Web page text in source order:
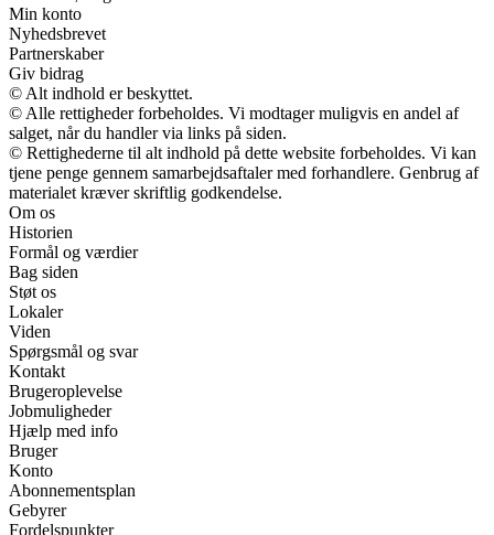
Min konto
Nyhedsbrevet
Partnerskaber
Giv bidrag
© Alt indhold er beskyttet.
© Alle rettigheder forbeholdes. Vi modtager muligvis en andel af
salget, når du handler via links på siden.
© Rettighederne til alt indhold på dette website forbeholdes. Vi kan
tjene penge gennem samarbejdsaftaler med forhandlere. Genbrug af
materialet kræver skriftlig godkendelse.
Om os
Historien
Formål og værdier
Bag siden
Støt os
Lokaler
Viden
Spørgsmål og svar
Kontakt
Brugeroplevelse
Jobmuligheder
Hjælp med info
Bruger
Konto
Abonnementsplan
Gebyrer
Fordelspunkter